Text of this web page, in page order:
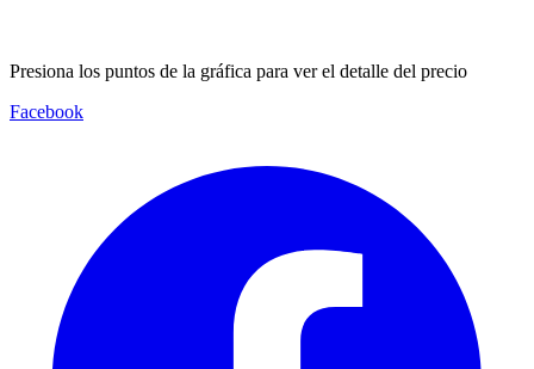
Presiona los puntos de la gráfica para ver el detalle del precio
Facebook